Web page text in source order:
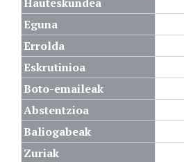
Eguna
Errolda
Eskrutinioa
Boto-emaileak
Abstentzioa
Baliogabeak
Zuriak